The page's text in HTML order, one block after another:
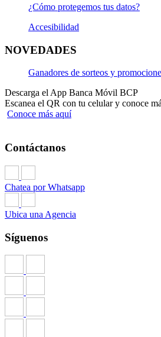
¿Cómo protegemos tus datos?
Accesibilidad
NOVEDADES
Ganadores de sorteos y
Descarga el App Banca Móvil BCP
Escanea el QR con tu celular y conoce
Conoce más aquí
Contáctanos
Chatea por Whatsapp
Ubica una Agencia
Síguenos